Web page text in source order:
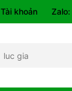
Tài khoản Zalo: